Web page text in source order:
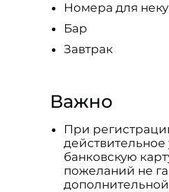
Номера для
Бар
Завтрак
Важно
При
банковскую
пожеланий не